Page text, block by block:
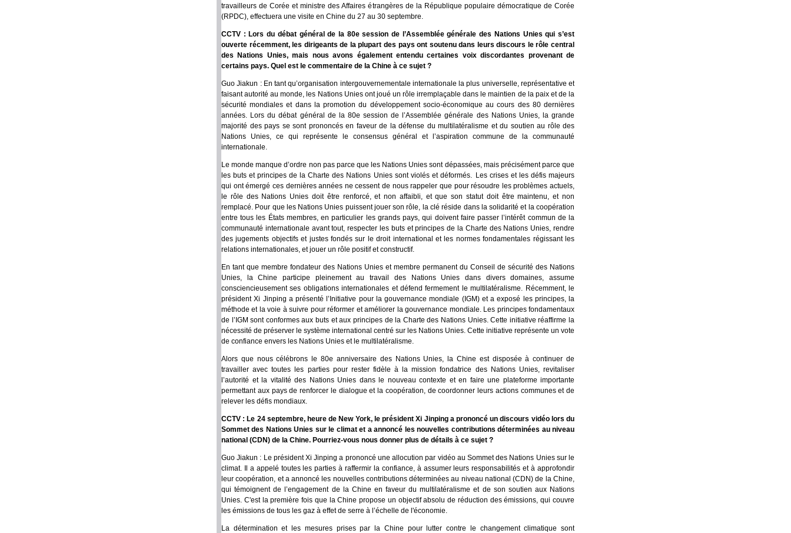
travailleurs de Corée et ministre des Affaires étrangères de la République populaire démocratique de Corée
(RPDC), effectuera une visite en Chine du 27 au 30 septembre.
CCTV : Lors du débat général de la 80e session de l’Assemblée générale des Nations Unies qui s’est
ouverte récemment, les dirigeants de la plupart des pays ont soutenu dans leurs discours le rôle central
des Nations Unies, mais nous avons également entendu certaines voix discordantes provenant de
certains pays. Quel est le commentaire de la Chine à ce sujet ?
Guo Jiakun : En tant qu’organisation intergouvernementale internationale la plus universelle, représentative et
faisant autorité au monde, les Nations Unies ont joué un rôle irremplaçable dans le maintien de la paix et de la
sécurité mondiales et dans la promotion du développement socio-économique au cours des 80 dernières
années. Lors du débat général de la 80e session de l’Assemblée générale des Nations Unies, la grande
majorité des pays se sont prononcés en faveur de la défense du multilatéralisme et du soutien au rôle des
Nations Unies, ce qui représente le consensus général et l’aspiration commune de la communauté
internationale.
Le monde manque d’ordre non pas parce que les Nations Unies sont dépassées, mais précisément parce que
les buts et principes de la Charte des Nations Unies sont violés et déformés. Les crises et les défis majeurs
qui ont émergé ces dernières années ne cessent de nous rappeler que pour résoudre les problèmes actuels,
le rôle des Nations Unies doit être renforcé, et non affaibli, et que son statut doit être maintenu, et non
remplacé. Pour que les Nations Unies puissent jouer son rôle, la clé réside dans la solidarité et la coopération
entre tous les États membres, en particulier les grands pays, qui doivent faire passer l’intérêt commun de la
communauté internationale avant tout, respecter les buts et principes de la Charte des Nations Unies, rendre
des jugements objectifs et justes fondés sur le droit international et les normes fondamentales régissant les
relations internationales, et jouer un rôle positif et constructif.
En tant que membre fondateur des Nations Unies et membre permanent du Conseil de sécurité des Nations
Unies, la Chine participe pleinement au travail des Nations Unies dans divers domaines, assume
consciencieusement ses obligations internationales et défend fermement le multilatéralisme. Récemment, le
président Xi Jinping a présenté l’Initiative pour la gouvernance mondiale (IGM) et a exposé les principes, la
méthode et la voie à suivre pour réformer et améliorer la gouvernance mondiale. Les principes fondamentaux
de l’IGM sont conformes aux buts et aux principes de la Charte des Nations Unies. Cette initiative réaffirme la
nécessité de préserver le système international centré sur les Nations Unies. Cette initiative représente un vote
de confiance envers les Nations Unies et le multilatéralisme.
Alors que nous célébrons le 80e anniversaire des Nations Unies, la Chine est disposée à continuer de
travailler avec toutes les parties pour rester fidèle à la mission fondatrice des Nations Unies, revitaliser
l’autorité et la vitalité des Nations Unies dans le nouveau contexte et en faire une plateforme importante
permettant aux pays de renforcer le dialogue et la coopération, de coordonner leurs actions communes et de
relever les défis mondiaux.
CCTV : Le 24 septembre, heure de New York, le président Xi Jinping a prononcé un discours vidéo lors du
Sommet des Nations Unies sur le climat et a annoncé les nouvelles contributions déterminées au niveau
national (CDN) de la Chine. Pourriez-vous nous donner plus de détails à ce sujet ?
Guo Jiakun : Le président Xi Jinping a prononcé une allocution par vidéo au Sommet des Nations Unies sur le
climat. Il a appelé toutes les parties à raffermir la confiance, à assumer leurs responsabilités et à approfondir
leur coopération, et a annoncé les nouvelles contributions déterminées au niveau national (CDN) de la Chine,
qui témoignent de l’engagement de la Chine en faveur du multilatéralisme et de son soutien aux Nations
Unies. C'est la première fois que la Chine propose un objectif absolu de réduction des émissions, qui couvre
les émissions de tous les gaz à effet de serre à l’échelle de l'économie.
La détermination et les mesures prises par la Chine pour lutter contre le changement climatique sont